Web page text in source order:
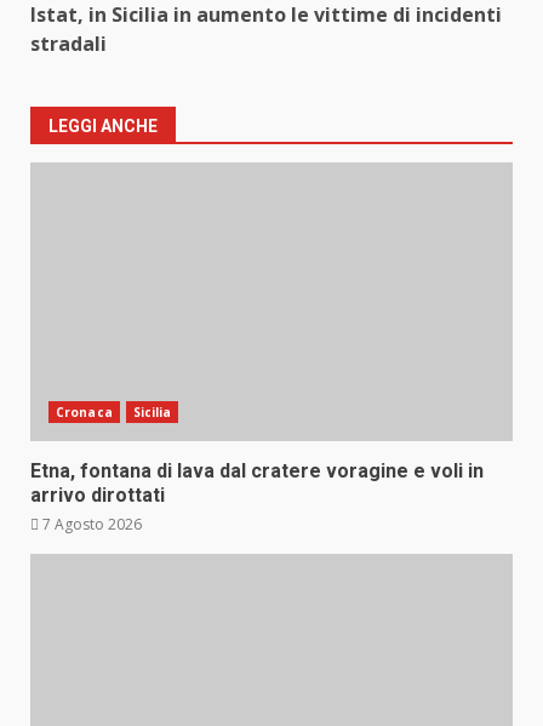
Istat, in Sicilia in aumento le vittime di incidenti
stradali
LEGGI ANCHE
Cronaca Sicilia
Etna, fontana di lava dal cratere voragine e voli in
arrivo dirottati
7 Agosto 2026